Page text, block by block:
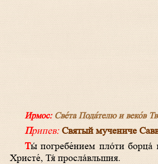
Ирмос:Све́та Пода́телю и веко́в
Припев: Святый мучениче
Ты́ погребе́нием пло́ти борца́ на́шего погре́бл еси́ и, я́ко Бо́г, истощи́в а́да, воскреси́ ме́ртвыя Свои́м Воскресе́нием,
Христе́, Тя́ просла́вльшия.